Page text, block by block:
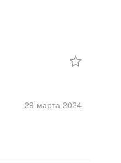
29 марта 2024